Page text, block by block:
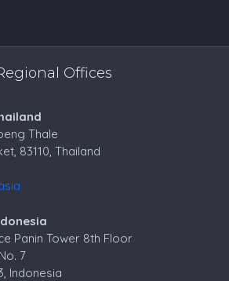
Offices
Thale
83110, Thailand
Panin Tower 8th Floor
7
Indonesia